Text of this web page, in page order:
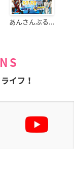
あんさんぶる...
イフ！